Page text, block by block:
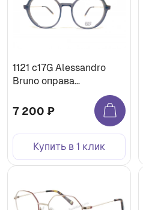
1121 c17G Alessandro
Bruno оправа
7 200 ₽
Купить в 1 клик